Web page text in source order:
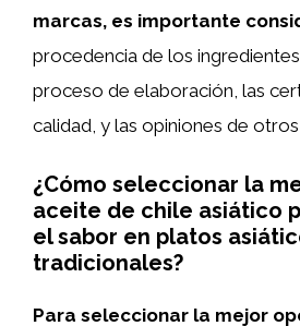
marcas, es importante
procedencia de los
proceso de elaboración, las
calidad, y las opiniones de
¿Cómo seleccionar la
aceite de chile asiático
el sabor en platos
tradicionales?
Para seleccionar la mejor